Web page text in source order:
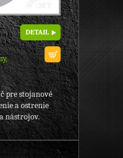
DETAIL
pre stojanové
a ostrenie
nástrojov.